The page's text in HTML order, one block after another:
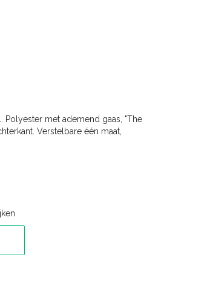
Polyester met ademend gaas, "The
Verstelbare één maat,